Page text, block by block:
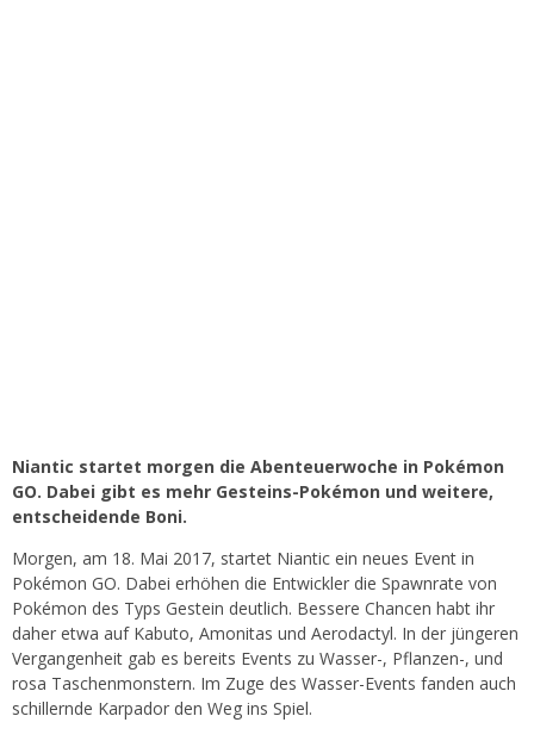
Niantic startet morgen die Abenteuerwoche in Pokémon
GO. Dabei gibt es mehr Gesteins-Pokémon und weitere,
entscheidende Boni.
Morgen, am 18. Mai 2017, startet Niantic ein neues Event in
Pokémon GO. Dabei erhöhen die Entwickler die Spawnrate von
Pokémon des Typs Gestein deutlich. Bessere Chancen habt ihr
daher etwa auf Kabuto, Amonitas und Aerodactyl. In der jüngeren
Vergangenheit gab es bereits Events zu Wasser-, Pflanzen-, und
rosa Taschenmonstern. Im Zuge des Wasser-Events fanden auch
schillernde Karpador den Weg ins Spiel.